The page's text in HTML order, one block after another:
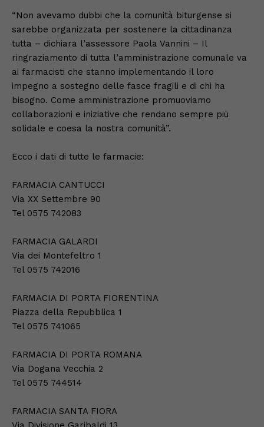
“Non avevamo dubbi che la comunità biturgense si
sarebbe organizzata per sostenere la cittadinanza
tutta – dichiara l’assessore Paola Vannini – Il
ringraziamento di tutta l’amministrazione comunale va
ai farmacisti che stanno implementando il loro
impegno a sostegno delle fasce fragili e di chi ha
bisogno. Come amministrazione promuoviamo
collaborazioni e iniziative che rendano sempre più
solidale e coesa la nostra comunità”.
Ecco i dati di tutte le farmacie:
FARMACIA CANTUCCI
Via XX Settembre 90
Tel 0575 742083
FARMACIA GALARDI
Via dei Montefeltro 1
Tel 0575 742016
FARMACIA DI PORTA FIORENTINA
Piazza della Repubblica 1
Tel 0575 741065
FARMACIA DI PORTA ROMANA
Via Dogana Vecchia 2
Tel 0575 744514
FARMACIA SANTA FIORA